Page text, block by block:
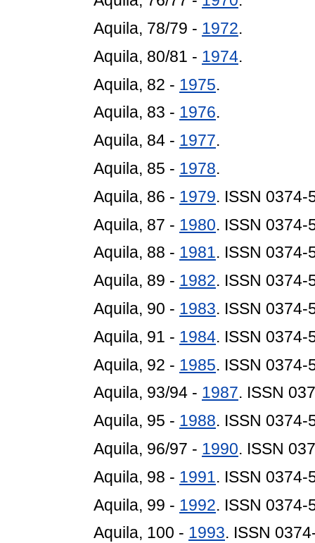
Aquila, 78/79 - 1972.
Aquila, 80/81 - 1974.
Aquila, 82 - 1975.
Aquila, 83 - 1976.
Aquila, 84 - 1977.
Aquila, 85 - 1978.
Aquila, 86 - 1979. ISSN 0374-
Aquila, 87 - 1980. ISSN 0374-
Aquila, 88 - 1981. ISSN 0374-
Aquila, 89 - 1982. ISSN 0374-
Aquila, 90 - 1983. ISSN 0374-
Aquila, 91 - 1984. ISSN 0374-
Aquila, 92 - 1985. ISSN 0374-
Aquila, 93/94 - 1987. ISSN
Aquila, 95 - 1988. ISSN 0374-
Aquila, 96/97 - 1990. ISSN
Aquila, 98 - 1991. ISSN 0374-
Aquila, 99 - 1992. ISSN 0374-
Aquila, 100 - 1993. ISSN